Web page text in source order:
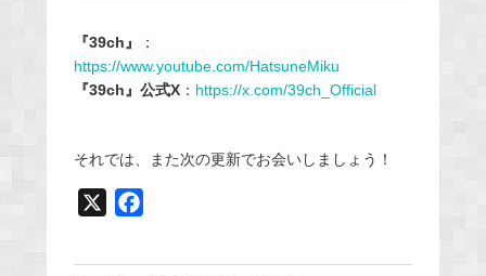
『39ch』
：
https://www.youtube.com/HatsuneMiku
『39ch』公式X： https://x.com/39ch_Official
それでは、また次の更新でお会いしましょう！